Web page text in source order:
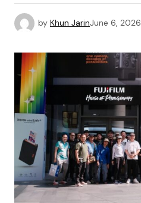
by Khun JarinJune 6, 2026